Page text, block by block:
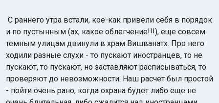
С раннего утра встали, кое-как привели себя в порядок
и по пустынным (ах, какое облегчение!!!), еще совсем
темным улицам двинули в храм Вишванатх. Про него
ходили разные слухи - то пускают иностранцев, то не
пускают, то пускают, но заставляют расписываться, то
проверяют до невозможности. Наш расчет был простой
- пойти очень рано, когда охрана будет либо еще не